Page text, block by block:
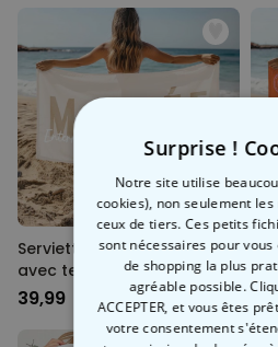
Serviette personnalisée
avec textet
39,99 CHF
Surprise !
Notre site utilise
cookies), non seulement
ceux de tiers. Ces petits
sont nécessaires pour
de shopping la plus
agréable possible.
ACCEPTER, et vous êtes
votre consentement